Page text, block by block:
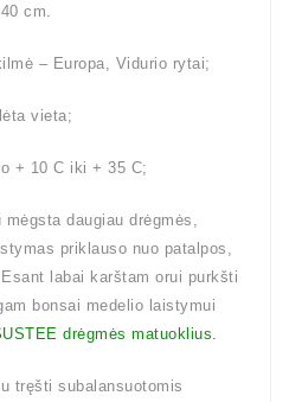
cm.
– Europa, Vidurio rytai;
vieta;
+ 10 C iki + 35 C;
daugiau drėgmės,
priklauso nuo patalpos,
labai karštam orui purkšti
bonsai medelio laistymui
drėgmės matuoklius.
tręšti subalansuotomis